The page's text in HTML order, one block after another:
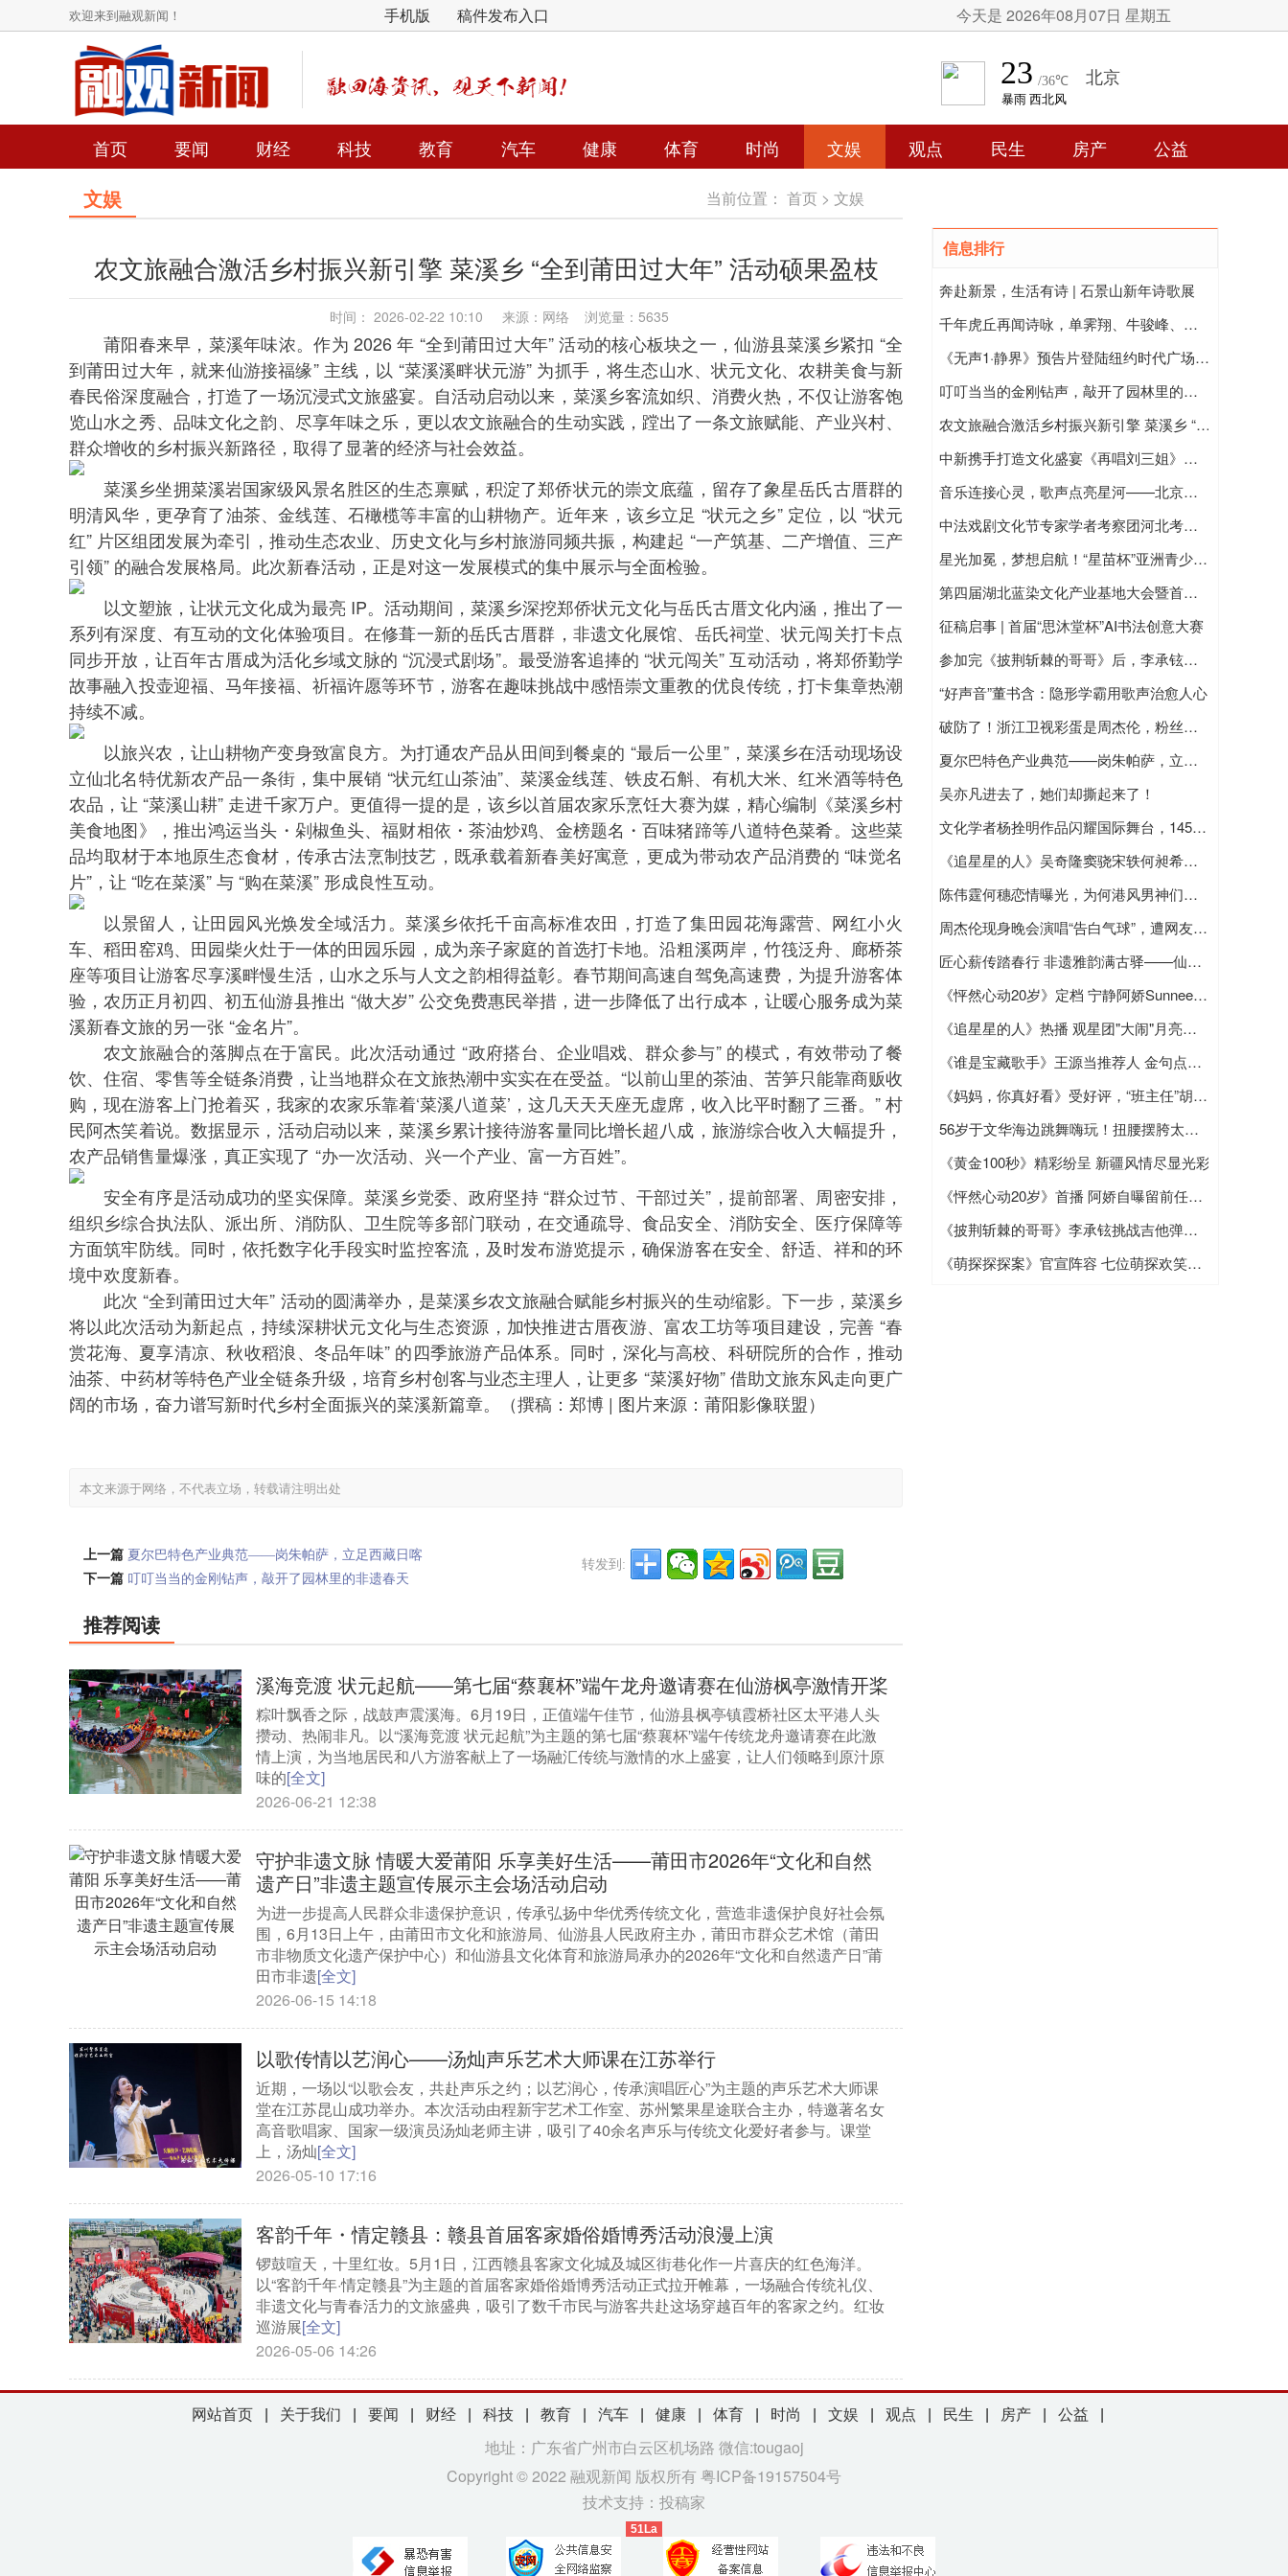
欢迎来到融观新闻！ 手机版 稿件发布入口 今天是 2026年08月07日 星期五
首页 要闻 财经 科技 教育 汽车 健康 体育 时尚 文娱 观点 民生 房产 公益
文娱 当前位置： 首页 > 文娱
农文旅融合激活乡村振兴新引擎 菜溪乡 “全到莆田过大年” 活动硕果盈枝
时间： 2026-02-22 10:10 来源：网络 浏览量：5635
莆阳春来早，菜溪年味浓。作为 2026 年 “全到莆田过大年” 活动的核心板块之一，仙游县菜溪乡紧扣 “全
到莆田过大年，就来仙游接福缘” 主线，以 “菜溪溪畔状元游” 为抓手，将生态山水、状元文化、农耕美食与新
春民俗深度融合，打造了一场沉浸式文旅盛宴。自活动启动以来，菜溪乡客流如织、消费火热，不仅让游客饱
览山水之秀、品味文化之韵、尽享年味之乐，更以农文旅融合的生动实践，蹚出了一条文旅赋能、产业兴村、
群众增收的乡村振兴新路径，取得了显著的经济与社会效益。
菜溪乡坐拥菜溪岩国家级风景名胜区的生态禀赋，积淀了郑侨状元的崇文底蕴，留存了象星岳氏古厝群的
明清风华，更孕育了油茶、金线莲、石橄榄等丰富的山耕物产。近年来，该乡立足 “状元之乡” 定位，以 “状元
红” 片区组团发展为牵引，推动生态农业、历史文化与乡村旅游同频共振，构建起 “一产筑基、二产增值、三产
引领” 的融合发展格局。此次新春活动，正是对这一发展模式的集中展示与全面检验。
以文塑旅，让状元文化成为最亮 IP。活动期间，菜溪乡深挖郑侨状元文化与岳氏古厝文化内涵，推出了一
系列有深度、有互动的文化体验项目。在修葺一新的岳氏古厝群，非遗文化展馆、岳氏祠堂、状元闯关打卡点
同步开放，让百年古厝成为活化乡域文脉的 “沉浸式剧场”。最受游客追捧的 “状元闯关” 互动活动，将郑侨勤学
故事融入投壶迎福、马年接福、祈福许愿等环节，游客在趣味挑战中感悟崇文重教的优良传统，打卡集章热潮
持续不减。
以旅兴农，让山耕物产变身致富良方。为打通农产品从田间到餐桌的 “最后一公里”，菜溪乡在活动现场设
立仙北名特优新农产品一条街，集中展销 “状元红山茶油”、菜溪金线莲、铁皮石斛、有机大米、红米酒等特色
农品，让 “菜溪山耕” 走进千家万户。更值得一提的是，该乡以首届农家乐烹饪大赛为媒，精心编制《菜溪乡村
美食地图》，推出鸿运当头・剁椒鱼头、福财相依・茶油炒鸡、金榜题名・百味猪蹄等八道特色菜肴。这些菜
品均取材于本地原生态食材，传承古法烹制技艺，既承载着新春美好寓意，更成为带动农产品消费的 “味觉名
片”，让 “吃在菜溪” 与 “购在菜溪” 形成良性互动。
以景留人，让田园风光焕发全域活力。菜溪乡依托千亩高标准农田，打造了集田园花海露营、网红小火
车、稻田窑鸡、田园柴火灶于一体的田园乐园，成为亲子家庭的首选打卡地。沿粗溪两岸，竹筏泛舟、廊桥茶
座等项目让游客尽享溪畔慢生活，山水之乐与人文之韵相得益彰。春节期间高速自驾免高速费，为提升游客体
验，农历正月初四、初五仙游县推出 “做大岁” 公交免费惠民举措，进一步降低了出行成本，让暖心服务成为菜
溪新春文旅的另一张 “金名片”。
农文旅融合的落脚点在于富民。此次活动通过 “政府搭台、企业唱戏、群众参与” 的模式，有效带动了餐
饮、住宿、零售等全链条消费，让当地群众在文旅热潮中实实在在受益。“以前山里的茶油、苦笋只能靠商贩收
购，现在游客上门抢着买，我家的农家乐靠着‘菜溪八道菜’，这几天天天座无虚席，收入比平时翻了三番。” 村
民阿杰笑着说。数据显示，活动启动以来，菜溪乡累计接待游客量同比增长超八成，旅游综合收入大幅提升，
农产品销售量爆涨，真正实现了 “办一次活动、兴一个产业、富一方百姓”。
安全有序是活动成功的坚实保障。菜溪乡党委、政府坚持 “群众过节、干部过关”，提前部署、周密安排，
组织乡综合执法队、派出所、消防队、卫生院等多部门联动，在交通疏导、食品安全、消防安全、医疗保障等
方面筑牢防线。同时，依托数字化手段实时监控客流，及时发布游览提示，确保游客在安全、舒适、祥和的环
境中欢度新春。
此次 “全到莆田过大年” 活动的圆满举办，是菜溪乡农文旅融合赋能乡村振兴的生动缩影。下一步，菜溪乡
将以此次活动为新起点，持续深耕状元文化与生态资源，加快推进古厝夜游、富农工坊等项目建设，完善 “春
赏花海、夏享清凉、秋收稻浪、冬品年味” 的四季旅游产品体系。同时，深化与高校、科研院所的合作，推动
油茶、中药材等特色产业全链条升级，培育乡村创客与业态主理人，让更多 “菜溪好物” 借助文旅东风走向更广
阔的市场，奋力谱写新时代乡村全面振兴的菜溪新篇章。（撰稿：郑博 | 图片来源：莆阳影像联盟）
本文来源于网络，不代表立场，转载请注明出处
上一篇 夏尔巴特色产业典范——岗朱帕萨，立足西藏日喀
则，以夏尔巴文化为核心打造民族特色产业品牌
下一篇 叮叮当当的金刚钻声，敲开了园林里的非遗春天
活动侧记
转发到:
推荐阅读
溪海竞渡 状元起航——第七届“蔡襄杯”端午龙舟邀请赛在仙游枫亭激情开桨
粽叶飘香之际，战鼓声震溪海。6月19日，正值端午佳节，仙游县枫亭镇霞桥社区太平港人头
攒动、热闹非凡。以“溪海竞渡 状元起航”为主题的第七届“蔡襄杯”端午传统龙舟邀请赛在此激
情上演，为当地居民和八方游客献上了一场融汇传统与激情的水上盛宴，让人们领略到原汁原
味的[全文]
2026-06-21 12:38
守护非遗文脉 情暖大爱莆阳 乐享美好生活——莆田市2026年“文化和自然
遗产日”非遗主题宣传展示主会场活动启动
为进一步提高人民群众非遗保护意识，传承弘扬中华优秀传统文化，营造非遗保护良好社会氛
围，6月13日上午，由莆田市文化和旅游局、仙游县人民政府主办，莆田市群众艺术馆（莆田
市非物质文化遗产保护中心）和仙游县文化体育和旅游局承办的2026年“文化和自然遗产日”莆
田市非遗[全文]
2026-06-15 14:18
以歌传情以艺润心——汤灿声乐艺术大师课在江苏举行
近期，一场以“以歌会友，共赴声乐之约；以艺润心，传承演唱匠心”为主题的声乐艺术大师课
堂在江苏昆山成功举办。本次活动由程新宇艺术工作室、苏州繁果星途联合主办，特邀著名女
高音歌唱家、国家一级演员汤灿老师主讲，吸引了40余名声乐与传统文化爱好者参与。课堂
上，汤灿[全文]
2026-05-10 17:16
客韵千年・情定赣县：赣县首届客家婚俗婚博秀活动浪漫上演
锣鼓喧天，十里红妆。5月1日，江西赣县客家文化城及城区街巷化作一片喜庆的红色海洋。
以“客韵千年·情定赣县”为主题的首届客家婚俗婚博秀活动正式拉开帷幕，一场融合传统礼仪、
非遗文化与青春活力的文旅盛典，吸引了数千市民与游客共赴这场穿越百年的客家之约。红妆
巡游展[全文]
2026-05-06 14:26
信息排行
奔赴新景，生活有诗 | 石景山新年诗歌展
千年虎丘再闻诗咏，单霁翔、牛骏峰、蔡紫在虎丘登高
《无声1·静界》预告片登陆纽约时代广场大屏，AI电影引发全球关注
叮叮当当的金刚钻声，敲开了园林里的非遗春天——中国园林博物馆“骐骥献瑞 福满园林”春节元宵节文化活动侧记
农文旅融合激活乡村振兴新引擎 菜溪乡 “全到莆田过大年” 活动硕果盈枝
中新携手打造文化盛宴《再唱刘三姐》舞台秀海外巡演启动
音乐连接心灵，歌声点亮星河——北京海豚合唱团用和美之声奏响时代乐章
中法戏剧文化节专家学者考察团河北考察行顺利开展
星光加冕，梦想启航！“星苗杯”亚洲青少年影视盛典圆满落幕，50+少年闪耀花城
第四届湖北蓝染文化产业基地大会暨首届荆楚植物染色艺术作品展在武汉东湖启幕
征稿启事 | 首届“思沐堂杯”AI书法创意大赛
参加完《披荆斩棘的哥哥》后，李承铉会重新做回演员吗？
“好声音”董书含：隐形学霸用歌声治愈人心
破防了！浙江卫视彩蛋是周杰伦，粉丝：这就是他说的拍了两首MV？
夏尔巴特色产业典范——岗朱帕萨，立足西藏日喀则，以夏尔巴文化为核心打造民族特色产业品牌
吴亦凡进去了，她们却撕起来了！
文化学者杨拴明作品闪耀国际舞台，145000件著作权与双吉尼斯铸就文化传奇
《追星星的人》吴奇隆窦骁宋轶何昶希展开追星之旅
陈伟霆何穗恋情曝光，为何港风男神们独爱超模女友？
周杰伦现身晚会演唱“告白气球”，遭网友嘲讽实力不如从前
匠心薪传踏春行 非遗雅韵满古驿——仙游县清明节文化体验活动圆满举办
《怦然心动20岁》定档 宁静阿娇Sunnee李希侃大左加盟
《追星星的人》热播 观星团"大闹"月亮湖笑点不断
《谁是宝藏歌手》王源当推荐人 金句点评暖心获赞
《妈妈，你真好看》受好评，“班主任”胡兵传递正能量
56岁于文华海边跳舞嗨玩！扭腰摆胯太兴奋，大玩高难度空中一字马
《黄金100秒》精彩纷呈 新疆风情尽显光彩
《怦然心动20岁》首播 阿娇自曝留前任物品
《披荆斩棘的哥哥》李承铉挑战吉他弹唱 携张淇李铢衔玩乐队引期待
《萌探探探案》官宣阵容 七位萌探欢笑集结
网站首页 | 关于我们 | 要闻 | 财经 | 科技 | 教育 | 汽车 | 健康 | 体育 | 时尚 | 文娱 | 观点 | 民生 | 房产 | 公益
|
地址：广东省广州市白云区机场路 微信:tougaoj
Copyright © 2022 融观新闻 版权所有 粤ICP备19157504号
技术支持： 投稿家
51La